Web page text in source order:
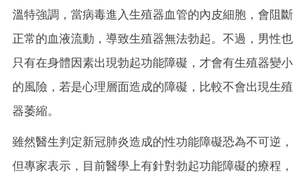
溫特強調，當病毒進入生殖器血管的內皮細胞，會阻斷
正常的血液流動，導致生殖器無法勃起。不過，男性也
只有在身體因素出現勃起功能障礙，才會有生殖器變小
的風險，若是心理層面造成的障礙，比較不會出現生殖
器萎縮。
雖然醫生判定新冠肺炎造成的性功能障礙恐為不可逆，
但專家表示，目前醫學上有針對勃起功能障礙的療程，